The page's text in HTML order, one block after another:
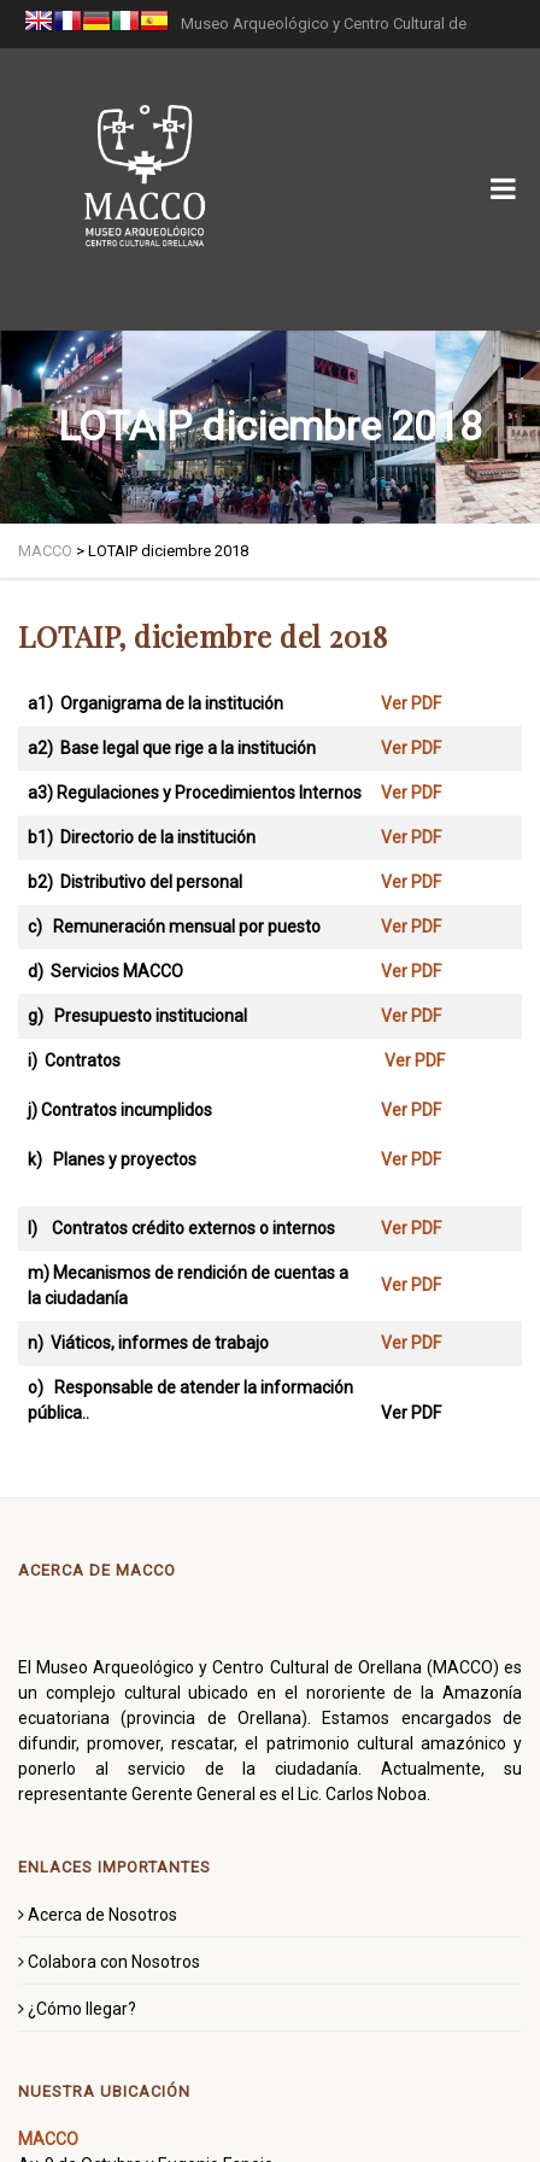
Museo Arqueológico y Centro Cultural de
LOTAIP diciembre 2018
MACCO > LOTAIP diciembre 2018
LOTAIP, diciembre del 2018
a1) Organigrama de la institución Ver PDF
a2) Base legal que rige a la institución Ver PDF
a3) Regulaciones y Procedimientos Internos Ver PDF
b1) Directorio de la institución Ver PDF
b2) Distributivo del personal Ver PDF
c) Remuneración mensual por puesto Ver PDF
d) Servicios MACCO Ver PDF
g) Presupuesto institucional Ver PDF
i) Contratos
j) Contratos incumplidos
k) Planes y proyectos
Ver PDF
Ver PDF
Ver PDF
l) Contratos crédito externos o internos Ver PDF
m) Mecanismos de rendición de cuentas a
la ciudadanía
Ver PDF
n) Viáticos, informes de trabajo Ver PDF
o) Responsable de atender la información
pública..
Ver PDF
ACERCA DE MACCO
El Museo Arqueológico y Centro Cultural de Orellana (MACCO) es
un complejo cultural ubicado en el nororiente de la Amazonía
ecuatoriana (provincia de Orellana). Estamos encargados de
difundir, promover, rescatar, el patrimonio cultural amazónico y
ponerlo al servicio de la ciudadanía. Actualmente, su
representante Gerente General es el Lic. Carlos Noboa.
ENLACES IMPORTANTES
Acerca de Nosotros
Colabora con Nosotros
¿Cómo llegar?
NUESTRA UBICACIÓN
MACCO